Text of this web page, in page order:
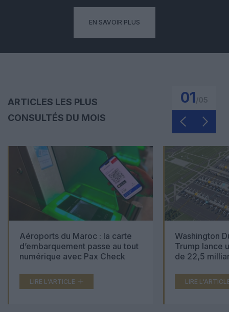
EN SAVOIR PLUS
ARTICLES LES PLUS
CONSULTÉS DU MOIS
01
Aéroports du Maroc : la carte
d’embarquement passe au tout
numérique avec Pax Check
LIRE L'ARTICLE
Washington
Trump lance
de 22,5
LIRE